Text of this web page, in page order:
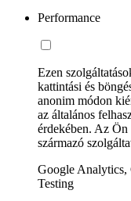
Performance
Ezen
kattintási és
anonim módon
az általános
érdekében. Az
származó
Google Analytics,
Testing